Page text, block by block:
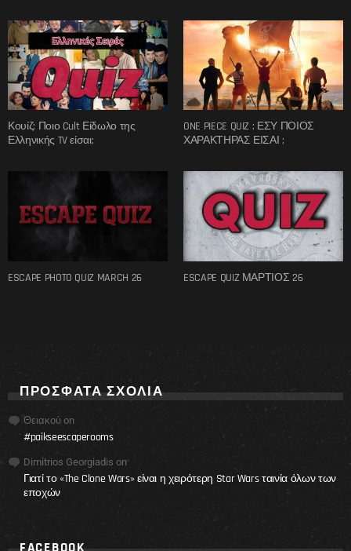
Κουίζ: Ποιο Cult Είδωλο της
Ελληνικής TV είσαι;
ONE PIECE QUIZ : ΕΣΥ ΠΟΙΟΣ
ΧΑΡΑΚΤΗΡΑΣ ΕΙΣΑΙ ;
ESCAPE PHOTO QUIZ MARCH 26 ESCAPE QUIZ ΜΑΡΤΙΟΣ 26
ΠΡΌΣΦΑΤΑ ΣΧΌΛΙΑ
Θειακού on
#paikseescaperooms
Dimitrios Georgiadis on
Γιατί το «The Clone Wars» είναι η χειρότερη Star Wars ταινία όλων των
εποχών